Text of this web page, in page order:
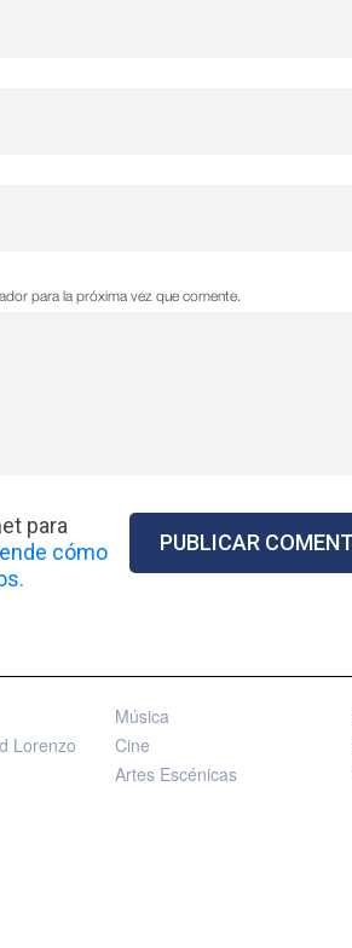
para la próxima vez que comente.
para
cómo
Lorenzo
Música
Cine
Artes Escénicas